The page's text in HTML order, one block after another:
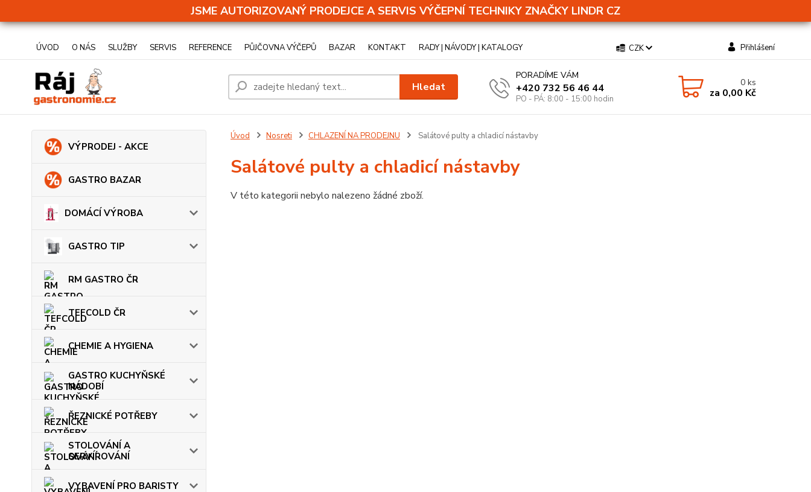
JSME AUTORIZOVANÝ PRODEJCE A SERVIS VÝČEPNÍ TECHNIKY ZNAČKY LINDR CZ
ÚVOD O NÁS SLUŽBY SERVIS REFERENCE PŮJČOVNA VÝČEPŮ BAZAR KONTAKT RADY | NÁVODY | KATALOGY CZK Přihlášení
Hledat
PORADÍME VÁM
+420 732 56 46 44
PO - PÁ: 8:00 - 15:00 hodin
0ks
za 0,00 Kč
VÝPRODEJ - AKCE
GASTRO BAZAR
DOMÁCÍ VÝROBA
GASTRO TIP
RM GASTRO ČR
TEFCOLD ČR
CHEMIE A HYGIENA
GASTRO KUCHYŇSKÉ
NÁDOBÍ
ŘEZNICKÉ POTŘEBY
STOLOVÁNÍ A
SERVÍROVÁNÍ
VYBAVENÍ PRO BARISTY
Úvod Nosreti CHLAZENÍ NA PRODEJNU Salátové pulty a chladicí nástavby
Salátové pulty a chladicí nástavby
V této kategorii nebylo nalezeno žádné zboží.